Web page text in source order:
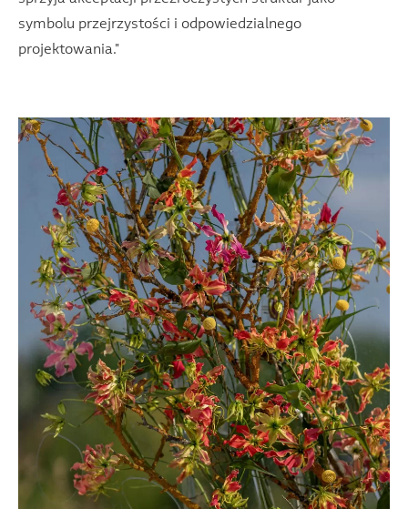
symbolu przejrzystości i odpowiedzialnego
projektowania."